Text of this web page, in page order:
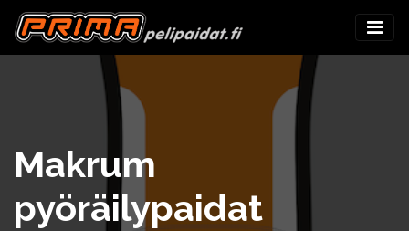
Makrum
pyöräilypaidat